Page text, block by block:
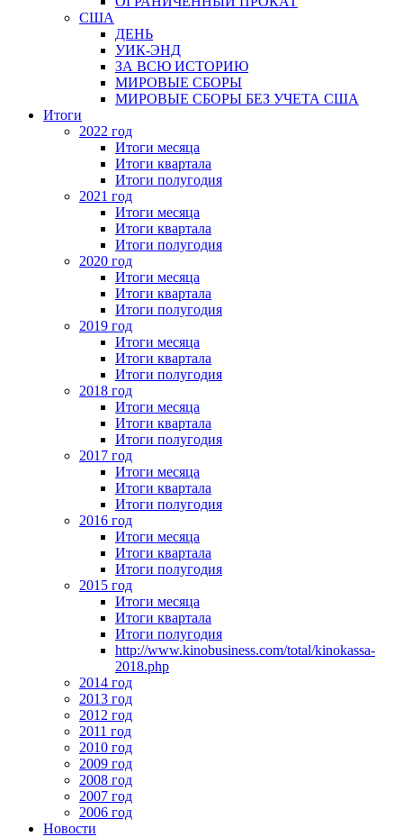
США
ДЕНЬ
УИК-ЭНД
ЗА ВСЮ ИСТОРИЮ
МИРОВЫЕ СБОРЫ
МИРОВЫЕ СБОРЫ БЕЗ УЧЕТА США
Итоги
2022 год
Итоги месяца
Итоги квартала
Итоги полугодия
2021 год
Итоги месяца
Итоги квартала
Итоги полугодия
2020 год
Итоги месяца
Итоги квартала
Итоги полугодия
2019 год
Итоги месяца
Итоги квартала
Итоги полугодия
2018 год
Итоги месяца
Итоги квартала
Итоги полугодия
2017 год
Итоги месяца
Итоги квартала
Итоги полугодия
2016 год
Итоги месяца
Итоги квартала
Итоги полугодия
2015 год
Итоги месяца
Итоги квартала
Итоги полугодия
http://www.kinobusiness.com/total/kinokassa-
2018.php
2014 год
2013 год
2012 год
2011 год
2010 год
2009 год
2008 год
2007 год
2006 год
Новости